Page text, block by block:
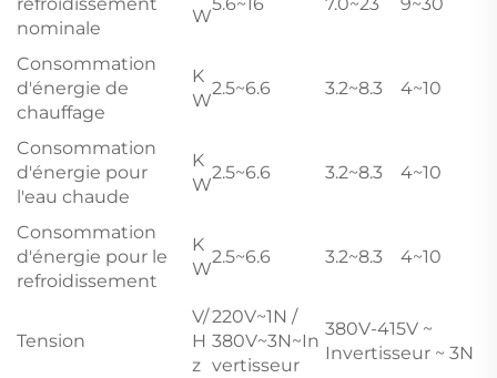
nominale
W
Consommation
d'énergie de
chauffage
K
W
2.5~6.6 3.2~8.3 4~10
Consommation
d'énergie pour
l'eau chaude
K
W
2.5~6.6 3.2~8.3 4~10
Consommation
d'énergie pour le
refroidissement
K
W
2.5~6.6 3.2~8.3 4~10
Tension
V/
H
z
220V~1N /
380V~3N~In
vertisseur
380V-415V ~
Invertisseur ~ 3N